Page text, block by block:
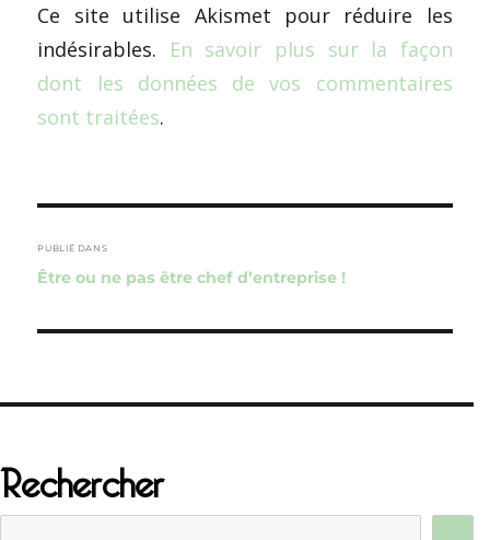
Ce site utilise Akismet pour réduire les
indésirables. En savoir plus sur la façon
dont les données de vos commentaires
sont traitées.
de
l’article
PUBLIÉ DANS
Être ou ne pas être chef d’entreprise !
Rechercher